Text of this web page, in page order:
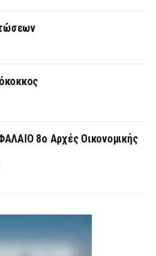
8ο Αρχές Οικονομικής